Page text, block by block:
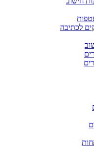
לכתיבה